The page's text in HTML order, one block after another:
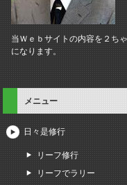
当Ｗｅｂサイトの内容を２ち
になります。
メニュー
日々是修行
リーフ修行
リーフでラリー